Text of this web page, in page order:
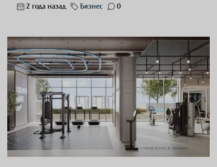
2 года назад Бизнес 0